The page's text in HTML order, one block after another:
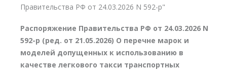
Правительства РФ от 24.03.2026 N 592-р"
Распоряжение Правительства РФ от 24.03.2026 N
592-р (ред. от 21.05.2026) О перечне марок и
моделей допущенных к использованию в
качестве легкового такси транспортных